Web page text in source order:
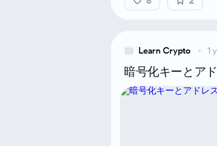
Learn Crypto 1
暗号化キーとア